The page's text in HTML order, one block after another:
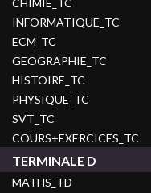
INFORMATIQUE_TC
ECM_TC
GEOGRAPHIE_TC
HISTOIRE_TC
PHYSIQUE_TC
SVT_TC
COURS+EXERCICES_TC
TERMINALE D
MATHS_TD